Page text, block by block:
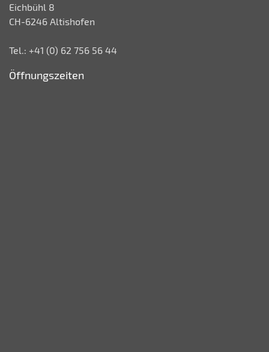
Eichbühl 8
CH-6246 Altishofen
Tel.: +41 (0) 62 756 56 44
Öffnungszeiten